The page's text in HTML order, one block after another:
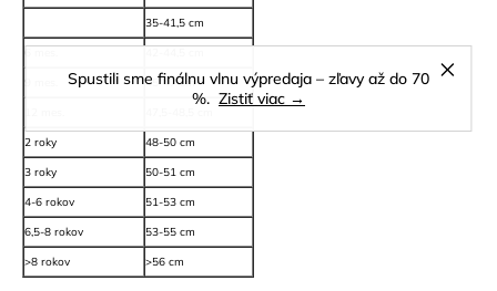
Spustili sme finálnu vlnu výpredaja – zľavy až do 70
%. Zistiť viac →
35-41,5 cm
45-47 cm
2 roky 48-50 cm
3 roky 50-51 cm
4-6 rokov 51-53 cm
6,5-8 rokov 53-55 cm
>8 rokov >56 cm